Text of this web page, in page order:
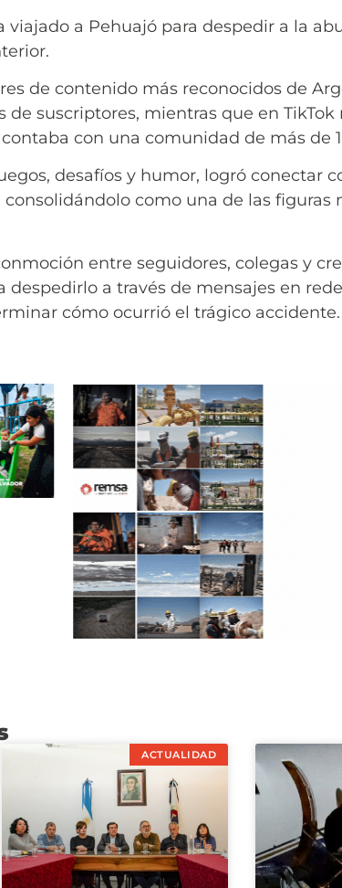
a Pehuajó para despedir a la
de contenido más reconocidos de
de suscriptores, mientras que en
con una comunidad de más de
desafíos y humor, logró conectar
como una de las figuras
entre seguidores, colegas y
a través de mensajes en
cómo ocurrió el trágico accidente.
ACTUALIDAD